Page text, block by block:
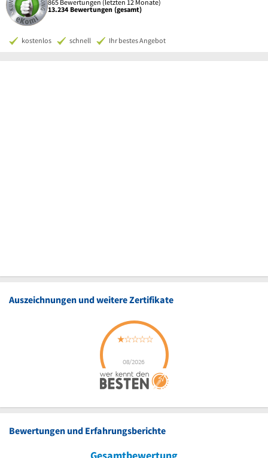
865 Bewertungen (letzten 12 Monate)
13.234 Bewertungen (gesamt)
kostenlos schnell Ihr bestes Angebot
Auszeichnungen und weitere Zertifikate
Bewertungen und Erfahrungsberichte